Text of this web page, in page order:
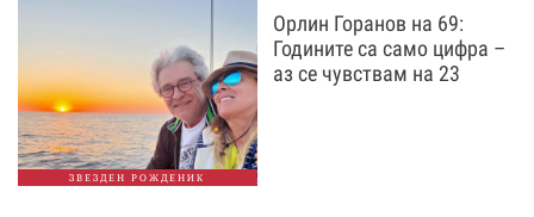
ЗВЕЗДЕН РОЖДЕНИК
Орлин Горанов на 69:
Годините са само цифра –
аз се чувствам на 23